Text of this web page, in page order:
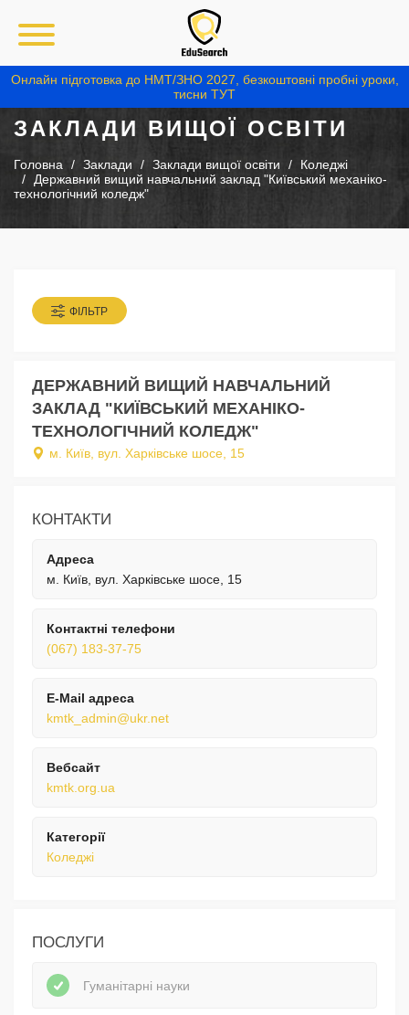
Онлайн підготовка до НМТ/ЗНО 2027, безкоштовні пробні уроки,
тисни ТУТ
ЗАКЛАДИ ВИЩОЇ ОСВІТИ
Головна Заклади Заклади вищої освіти
Коледжі
Державний вищий навчальний заклад "Київський механіко-
технологічний коледж"
ФІЛЬТР
ДЕРЖАВНИЙ ВИЩИЙ НАВЧАЛЬНИЙ
ЗАКЛАД "КИЇВСЬКИЙ МЕХАНІКО-
ТЕХНОЛОГІЧНИЙ КОЛЕДЖ"
м. Київ, вул. Харківське шосе, 15
КОНТАКТИ
Адреса
м. Київ, вул. Харківське шосе, 15
Контактні телефони
(067) 183-37-75
E-Mail адреса
kmtk_admin@ukr.net
Вебсайт
kmtk.org.ua
Категорії
Коледжі
ПОСЛУГИ
Гуманітарні науки